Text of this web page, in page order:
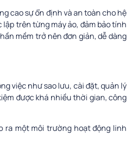
cao sự ổn định và an toàn cho hệ
trên từng máy ảo, đảm bảo tính
mềm trở nên đơn giản, dễ dàng
việc như sao lưu, cài đặt, quản lý
được khá nhiều thời gian, công
ra một môi trường hoạt động linh